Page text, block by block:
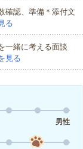
確認、準備＊添付文
る
一緒に考える面談
見る
男性